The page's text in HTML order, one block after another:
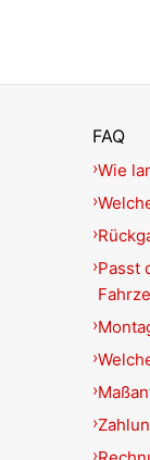
FAQ
Wie
Passt